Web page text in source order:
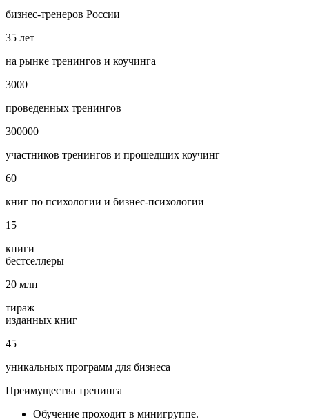
бизнес‑тренеров России
35 лет
на рынке тренингов и коучинга
3000
проведенных тренингов
300000
участников тренингов и прошедших коучинг
60
книг по психологии и бизнес‑психологии
15
книги
бестселлеры
20 млн
тираж
изданных книг
45
уникальных программ для бизнеса
Преимущества тренинга
Обучение проходит в минигруппе.